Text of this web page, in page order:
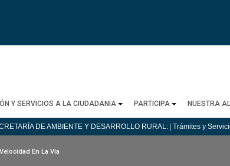
Y SERVICIOS A LA CIUDADANIA PARTICIPA NUESTRA
DE AMBIENTE Y DESARROLLO RURAL: | Trámites y
En La Vía